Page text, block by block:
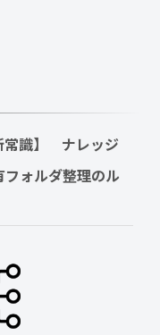
常識】　ナレッジ
ォルダ整理のル